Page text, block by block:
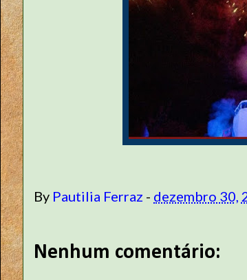
By Pautilia Ferraz - dezembro 30,
Nenhum comentário: